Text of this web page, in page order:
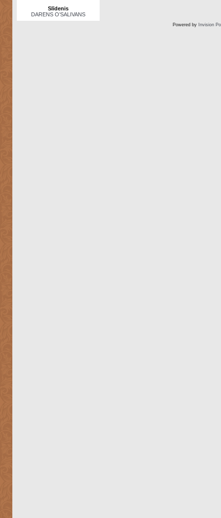
Slīdenis
DARENS O’SALIVANS
Powered by Invision